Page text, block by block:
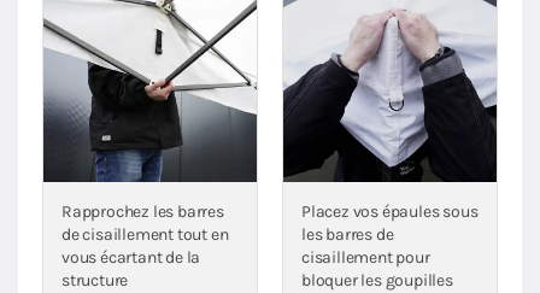
Rapprochez les barres
de cisaillement tout en
vous écartant de la
structure
Placez vos épaules sous
les barres de
cisaillement pour
bloquer les goupilles